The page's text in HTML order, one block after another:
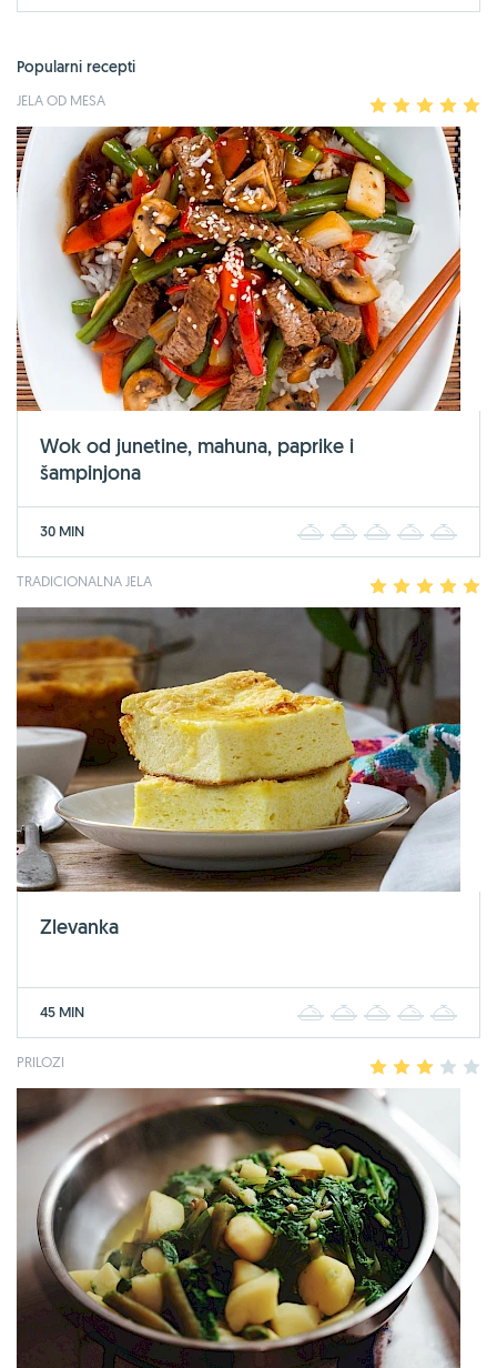
Popularni recepti
JELA OD MESA 2 3 4
Wok od junetine, mahuna, paprike i
šampinjona
30 MIN 2 3 4
TRADICIONALNA JELA 2 3 4
Zlevanka
45 MIN 2 3 4
PRILOZI 2 3 4